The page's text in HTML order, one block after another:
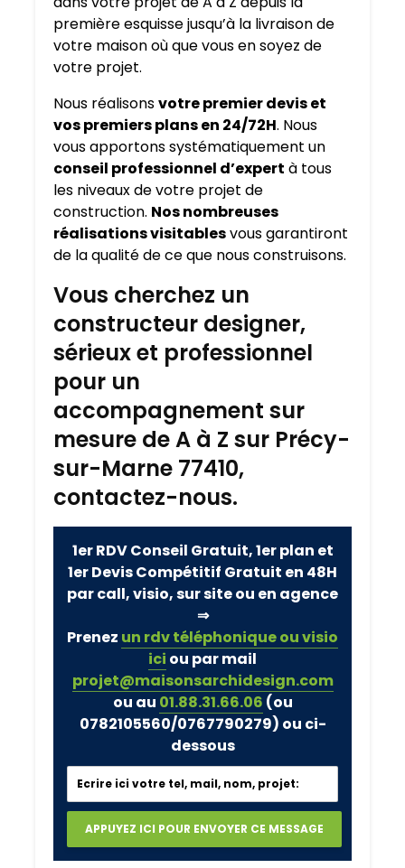
première esquisse jusqu’à la livraison de
votre maison où que vous en soyez de
votre projet.
Nous réalisonsvotre premier devis et
vos premiers plans en 24/72H. Nous
vous apportons systématiquement un
conseil professionnel d’expert à tous
les niveaux de votre projet de
construction. Nos nombreuses
réalisations visitablesvous garantiront
de la qualité de ce que nous construisons.
Vous cherchez un
constructeur designer,
sérieux et professionnel
pour un
accompagnement sur
mesure de A à Z sur Précy-
sur-Marne 77410,
contactez-nous.
1er RDV Conseil Gratuit, 1er plan et
1er Devis Compétitif Gratuit en 48H
par call, visio, sur site ou en agence
⇒
Prenez un rdv téléphonique ou visio
ici ou par mail
projet@maisonsarchidesign.com
ou au 01.88.31.66.06 (ou
0782105560/0767790279) ou ci-
dessous